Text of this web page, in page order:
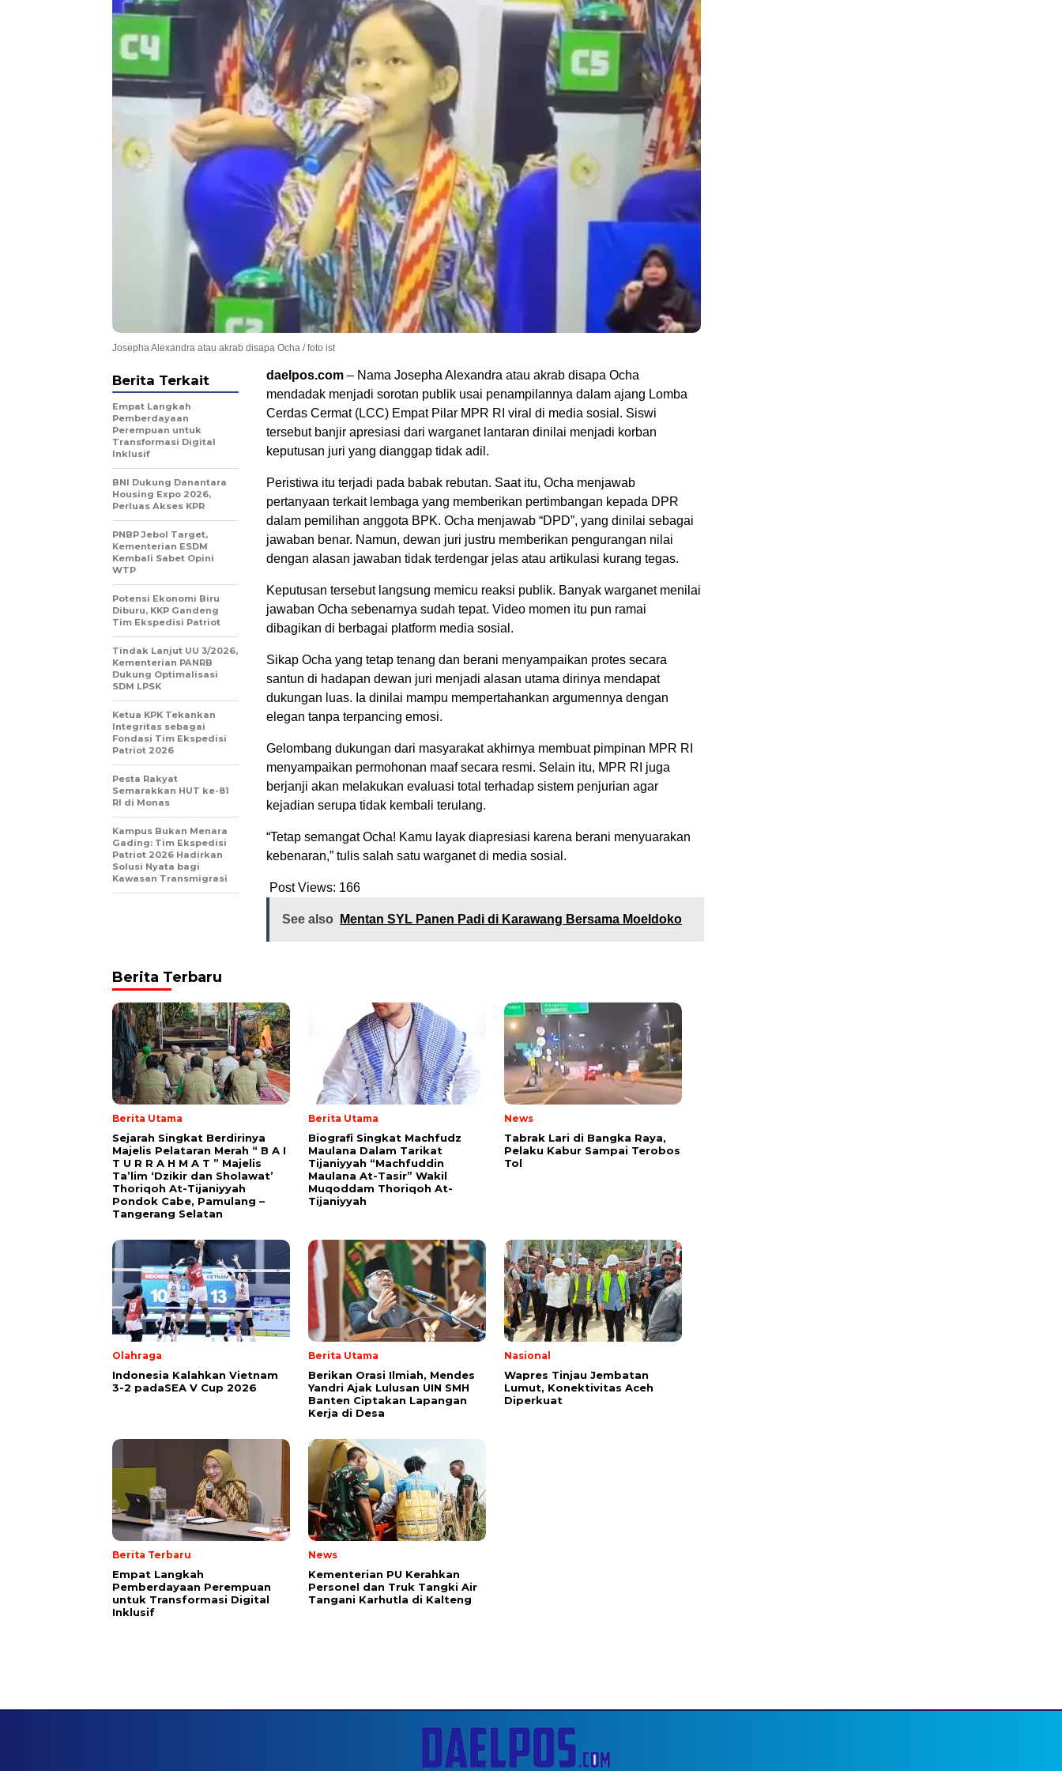
Josepha Alexandra atau akrab disapa Ocha / foto ist
daelpos.com – Nama Josepha Alexandra atau akrab disapa Ocha
mendadak menjadi sorotan publik usai penampilannya dalam ajang Lomba
Cerdas Cermat (LCC) Empat Pilar MPR RI viral di media sosial. Siswi
tersebut banjir apresiasi dari warganet lantaran dinilai menjadi korban
keputusan juri yang dianggap tidak adil.
Peristiwa itu terjadi pada babak rebutan. Saat itu, Ocha menjawab
pertanyaan terkait lembaga yang memberikan pertimbangan kepada DPR
dalam pemilihan anggota BPK. Ocha menjawab “DPD”, yang dinilai sebagai
jawaban benar. Namun, dewan juri justru memberikan pengurangan nilai
dengan alasan jawaban tidak terdengar jelas atau artikulasi kurang tegas.
Keputusan tersebut langsung memicu reaksi publik. Banyak warganet menilai
jawaban Ocha sebenarnya sudah tepat. Video momen itu pun ramai
dibagikan di berbagai platform media sosial.
Sikap Ocha yang tetap tenang dan berani menyampaikan protes secara
santun di hadapan dewan juri menjadi alasan utama dirinya mendapat
dukungan luas. Ia dinilai mampu mempertahankan argumennya dengan
elegan tanpa terpancing emosi.
Gelombang dukungan dari masyarakat akhirnya membuat pimpinan MPR RI
menyampaikan permohonan maaf secara resmi. Selain itu, MPR RI juga
berjanji akan melakukan evaluasi total terhadap sistem penjurian agar
kejadian serupa tidak kembali terulang.
“Tetap semangat Ocha! Kamu layak diapresiasi karena berani menyuarakan
kebenaran,” tulis salah satu warganet di media sosial.
Post Views: 166
See also Mentan SYL Panen Padi di Karawang Bersama Moeldoko
Berita Terkait
Empat Langkah
Pemberdayaan
Perempuan untuk
Transformasi Digital
Inklusif
BNI Dukung Danantara
Housing Expo 2026,
Perluas Akses KPR
PNBP Jebol Target,
Kementerian ESDM
Kembali Sabet Opini
WTP
Potensi Ekonomi Biru
Diburu, KKP Gandeng
Tim Ekspedisi Patriot
Tindak Lanjut UU 3/2026,
Kementerian PANRB
Dukung Optimalisasi
SDM LPSK
Ketua KPK Tekankan
Integritas sebagai
Fondasi Tim Ekspedisi
Patriot 2026
Pesta Rakyat
Semarakkan HUT ke-81
RI di Monas
Kampus Bukan Menara
Gading: Tim Ekspedisi
Patriot 2026 Hadirkan
Solusi Nyata bagi
Kawasan Transmigrasi
Berita Terbaru
Berita Utama
Sejarah Singkat Berdirinya
Majelis Pelataran Merah “ B A I
T U R R A H M A T ” Majelis
Ta’lim ‘Dzikir dan Sholawat’
Thoriqoh At-Tijaniyyah
Pondok Cabe, Pamulang –
Tangerang Selatan
Berita Utama
Biografi Singkat Machfudz
Maulana Dalam Tarikat
Tijaniyyah “Machfuddin
Maulana At-Tasir” Wakil
Muqoddam Thoriqoh At-
Tijaniyyah
News
Tabrak Lari di Bangka Raya,
Pelaku Kabur Sampai Terobos
Tol
Olahraga
Indonesia Kalahkan Vietnam
3-2 padaSEA V Cup 2026
Berita Utama
Berikan Orasi Ilmiah, Mendes
Yandri Ajak Lulusan UIN SMH
Banten Ciptakan Lapangan
Kerja di Desa
Nasional
Wapres Tinjau Jembatan
Lumut, Konektivitas Aceh
Diperkuat
Berita Terbaru
Empat Langkah
Pemberdayaan Perempuan
untuk Transformasi Digital
Inklusif
News
Kementerian PU Kerahkan
Personel dan Truk Tangki Air
Tangani Karhutla di Kalteng